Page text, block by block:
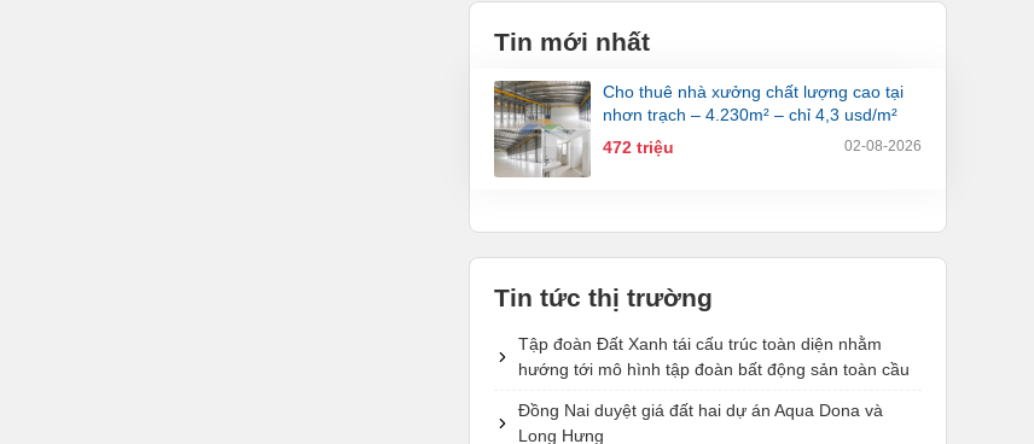
Tin mới nhất
cho thuê nhà xưởng chất lượng cao tại
nhơn trạch – 4.230m² – chỉ 4,3 usd/m²
472 triệu
02-08-2026
Tin tức thị trường
Tập đoàn Đất Xanh tái cấu trúc toàn diện nhằm
hướng tới mô hình tập đoàn bất động sản toàn cầu
Đồng Nai duyệt giá đất hai dự án Aqua Dona và
Long Hưng